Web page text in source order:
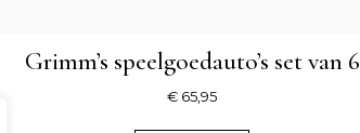
Grimm’s speelgoedauto’s set van 6
€ 65,95